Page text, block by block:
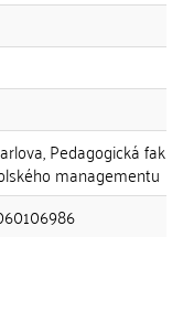
Pedagogická
managementu